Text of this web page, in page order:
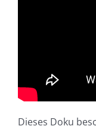
Dieses Doku